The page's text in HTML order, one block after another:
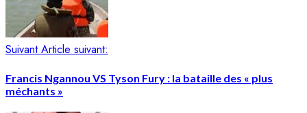
Suivant Article suivant:
Francis Ngannou VS Tyson Fury : la bataille des « plus
méchants »